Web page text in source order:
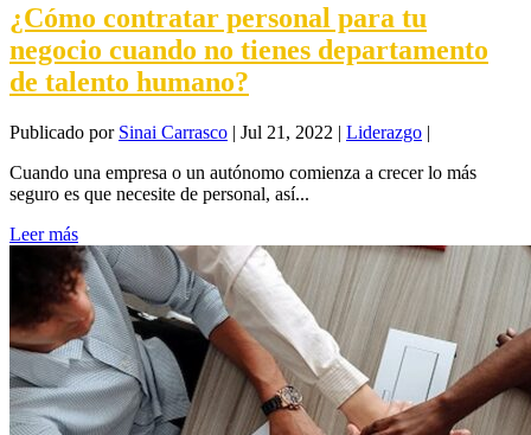
¿Cómo contratar personal para tu
negocio cuando no tienes departamento
de talento humano?
Publicado por Sinai Carrasco | Jul 21, 2022 | Liderazgo |
Cuando una empresa o un autónomo comienza a crecer lo más
seguro es que necesite de personal, así...
Leer más